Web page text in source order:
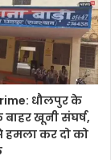
धौलपुर के
बाहर खूनी संघर्ष,
हमला कर दो को